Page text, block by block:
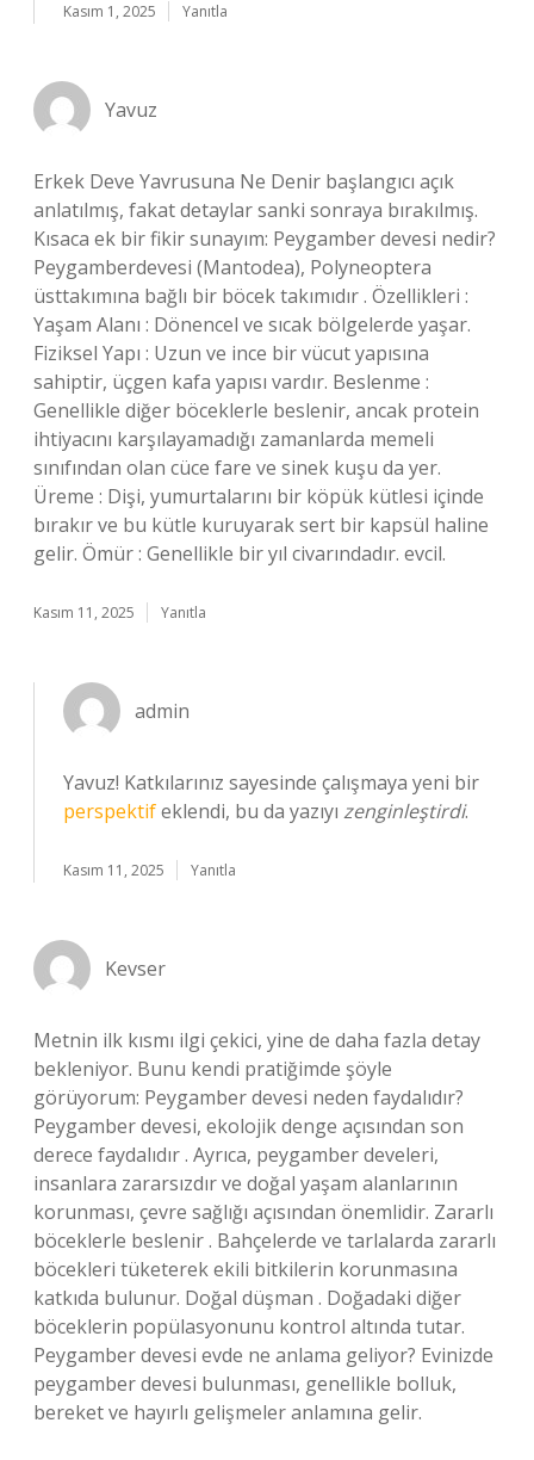
Kasım 1, 2025 Yanıtla
Yavuz
Erkek Deve Yavrusuna Ne Denir başlangıcı açık
anlatılmış, fakat detaylar sanki sonraya bırakılmış.
Kısaca ek bir fikir sunayım: Peygamber devesi nedir?
Peygamberdevesi (Mantodea), Polyneoptera
üsttakımına bağlı bir böcek takımıdır . Özellikleri :
Yaşam Alanı : Dönencel ve sıcak bölgelerde yaşar.
Fiziksel Yapı : Uzun ve ince bir vücut yapısına
sahiptir, üçgen kafa yapısı vardır. Beslenme :
Genellikle diğer böceklerle beslenir, ancak protein
ihtiyacını karşılayamadığı zamanlarda memeli
sınıfından olan cüce fare ve sinek kuşu da yer.
Üreme : Dişi, yumurtalarını bir köpük kütlesi içinde
bırakır ve bu kütle kuruyarak sert bir kapsül haline
gelir. Ömür : Genellikle bir yıl civarındadır. evcil.
Kasım 11, 2025 Yanıtla
admin
Yavuz! Katkılarınız sayesinde çalışmaya yeni bir
perspektifeklendi, bu da yazıyı zenginleştirdi.
Kasım 11, 2025 Yanıtla
Kevser
Metnin ilk kısmı ilgi çekici, yine de daha fazla detay
bekleniyor. Bunu kendi pratiğimde şöyle
görüyorum: Peygamber devesi neden faydalıdır?
Peygamber devesi, ekolojik denge açısından son
derece faydalıdır . Ayrıca, peygamber develeri,
insanlara zararsızdır ve doğal yaşam alanlarının
korunması, çevre sağlığı açısından önemlidir. Zararlı
böceklerle beslenir . Bahçelerde ve tarlalarda zararlı
böcekleri tüketerek ekili bitkilerin korunmasına
katkıda bulunur. Doğal düşman . Doğadaki diğer
böceklerin popülasyonunu kontrol altında tutar.
Peygamber devesi evde ne anlama geliyor? Evinizde
peygamber devesi bulunması, genellikle bolluk,
bereket ve hayırlı gelişmeler anlamına gelir.